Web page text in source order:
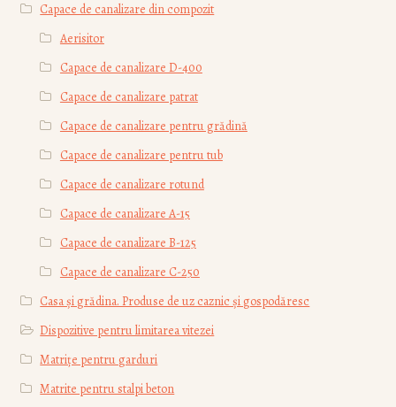
Capace de canalizare din compozit
Aerisitor
Capace de canalizare D-400
Capace de canalizare patrat
Capace de canalizare pentru grădină
Capace de canalizare pentru tub
Capace de canalizare rotund
Capace de canalizare А-15
Capace de canalizare В-125
Capace de canalizare С-250
Casa și grădina. Produse de uz caznic și gospodăresc
Dispozitive pentru limitarea vitezei
Matrițe pentru garduri
Matrite pentru stalpi beton